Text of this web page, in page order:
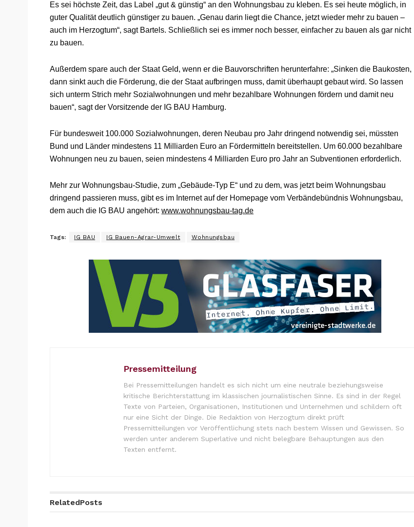
Es sei höchste Zeit, das Label „gut & günstig“ an den Wohnungsbau zu kleben. Es sei heute möglich, in
guter Qualität deutlich günstiger zu bauen. „Genau darin liegt die Chance, jetzt wieder mehr zu bauen –
auch im Herzogtum“, sagt Bartels. Schließlich sei es immer noch besser, einfacher zu bauen als gar nicht
zu bauen.
Außerdem spare auch der Staat Geld, wenn er die Bauvorschriften herunterfahre: „Sinken die Baukosten,
dann sinkt auch die Förderung, die der Staat aufbringen muss, damit überhaupt gebaut wird. So lassen
sich unterm Strich mehr Sozialwohnungen und mehr bezahlbare Wohnungen fördern und damit neu
bauen“, sagt der Vorsitzende der IG BAU Hamburg.
Für bundesweit 100.000 Sozialwohnungen, deren Neubau pro Jahr dringend notwendig sei, müssten
Bund und Länder mindestens 11 Milliarden Euro an Fördermitteln bereitstellen. Um 60.000 bezahlbare
Wohnungen neu zu bauen, seien mindestens 4 Milliarden Euro pro Jahr an Subventionen erforderlich.
Mehr zur Wohnungsbau-Studie, zum „Gebäude-Typ E“ und zu dem, was jetzt beim Wohnungsbau
dringend passieren muss, gibt es im Internet auf der Homepage vom Verbändebündnis Wohnungsbau,
dem auch die IG BAU angehört: www.wohnungsbau-tag.de
Tags: IG BAU IG Bauen-Agrar-Umwelt Wohnungsbau
Pressemitteilung
Bei Pressemitteilungen handelt es sich nicht um eine neutrale beziehungsweise
kritische Berichterstattung im klassischen journalistischen Sinne. Es sind in der Regel
Texte von Parteien, Organisationen, Institutionen und Unternehmen und schildern oft
nur eine Sicht der Dinge. Die Redaktion von Herzogtum direkt prüft
Pressemitteilungen vor Veröffentlichung stets nach bestem Wissen und Gewissen. So
werden unter anderem Superlative und nicht belegbare Behauptungen aus den
Texten entfernt.
RelatedPosts